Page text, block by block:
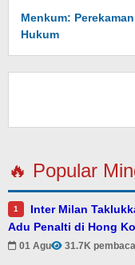
Menkum:
Hukum
🔥 Popular
1
Inter Milan
Adu Penalti di Hong
01 Agu 31.7K pembaca